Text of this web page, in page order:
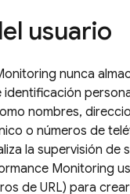
usuario
nunca
identificación
nombres,
o números de
la supervisión de
Monitoring
de URL) para